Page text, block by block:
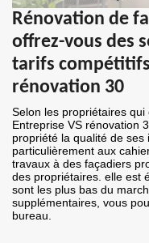
Rénovation de
offrez-vous des
tarifs
rénovation 30
Selon les propriétaires
Entreprise VS rénovation
propriété la qualité de ses
particulièrement aux
travaux à des façadiers
des propriétaires. elle est
sont les plus bas du
supplémentaires, vous
bureau.